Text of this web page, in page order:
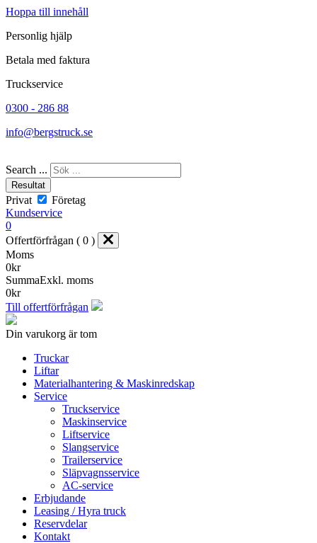
Hoppa till innehåll
Personlig hjälp
Betala med faktura
Truckservice
0300 - 286 88
info@bergstruck.se
Search ...
Resultat
Privat
Företag
Kundservice
0
Offertförfrågan ( 0 )
Moms
0kr
SummaExkl. moms
0kr
Till offertförfrågan
Din varukorg är tom
Truckar
Liftar
Materialhantering & Maskinredskap
Service
Truckservice
Maskinservice
Liftservice
Slangservice
Trailerservice
Släpvagnsservice
AC-service
Erbjudande
Leasing / Hyra truck
Reservdelar
Kontakt